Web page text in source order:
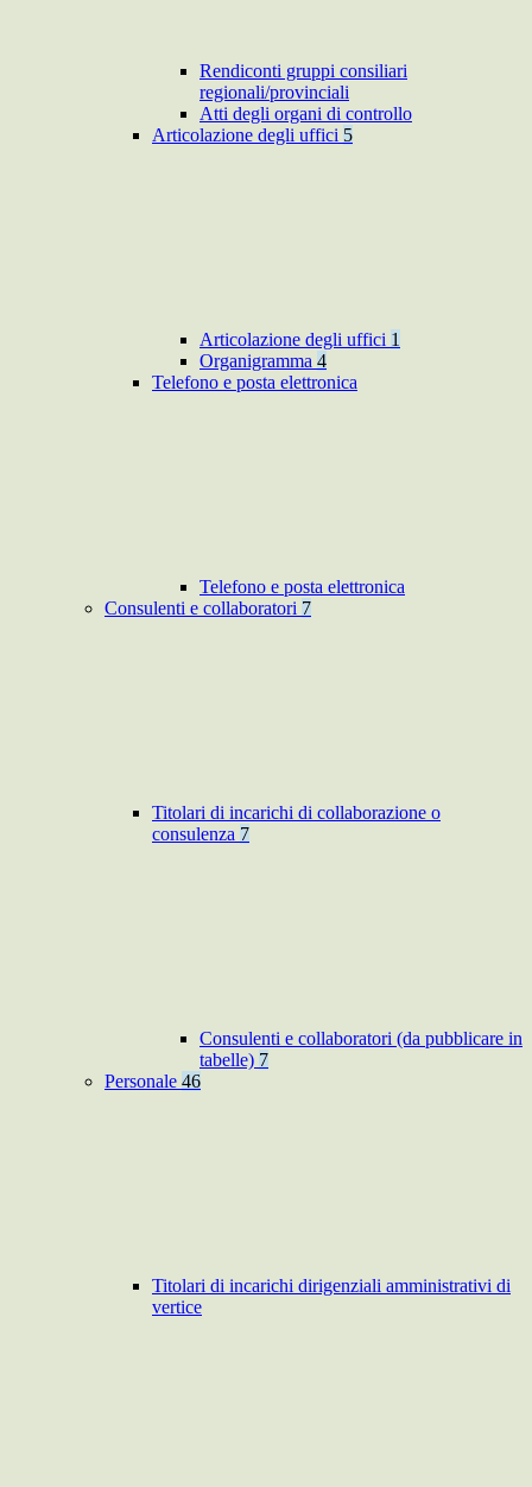
Rendiconti gruppi consiliari
regionali/provinciali
Atti degli organi di controllo
Articolazione degli uffici 5
Articolazione degli uffici 1
Organigramma 4
Telefono e posta elettronica
Telefono e posta elettronica
Consulenti e collaboratori 7
Titolari di incarichi di collaborazione o
consulenza 7
Consulenti e collaboratori (da pubblicare in
tabelle) 7
Personale 46
Titolari di incarichi dirigenziali amministrativi di
vertice